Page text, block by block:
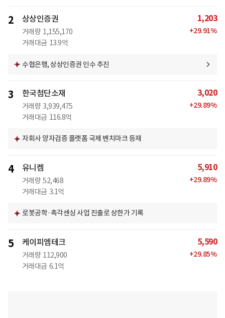
2 상상인증권
거래량 1,155,170
거래대금 13.9억
1,203
+29.91%
수협은행, 상상인증권 인수 추진
3 한국첨단소재
거래량 3,939,475
거래대금 116.8억
3,020
+29.89%
자회사 양자검증 플랫폼 국제 벤치마크 등재
4 유니켐
거래량 52,468
거래대금 3.1억
5,910
+29.89%
로봇공학·촉각센싱 사업 진출로 상한가 기록
5 케이피엠테크
거래량 112,900
거래대금 6.1억
5,590
+29.85%